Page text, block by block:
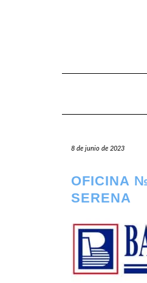
8 de junio de 2023
OFICINA
SERENA